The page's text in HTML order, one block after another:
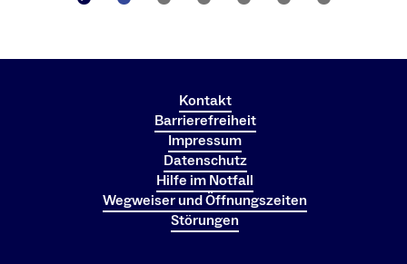
Kontakt
Barrierefreiheit
Impressum
Datenschutz
Hilfe im Notfall
Wegweiser und Öffnungszeiten
Störungen